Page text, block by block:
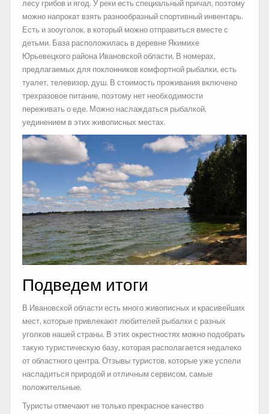
лесу грибов и ягод. У реки есть специальный причал, поэтому
можно напрокат взять разнообразный спортивный инвентарь.
Есть и зооуголок, в который можно отправиться вместе с
детьми. База расположилась в деревне Якимихе
Юрьевецкого района Ивановской области. В номерах,
предлагаемых для поклонников комфортной рыбалки, есть
туалет, телевизор, душ. В стоимость проживания включено
трехразовое питание, поэтому нет необходимости
переживать о еде. Можно наслаждаться рыбалкой,
уединением в этих живописных местах.
Подведем итоги
В Ивановской области есть много живописных и красивейших
мест, которые привлекают любителей рыбалки с разных
уголков нашей страны. В этих окрестностях можно подобрать
такую туристическую базу, которая располагается недалеко
от областного центра. Отзывы туристов, которые уже успели
насладиться природой и отличным сервисом, самые
положительные.
Туристы отмечают не только прекрасное качество